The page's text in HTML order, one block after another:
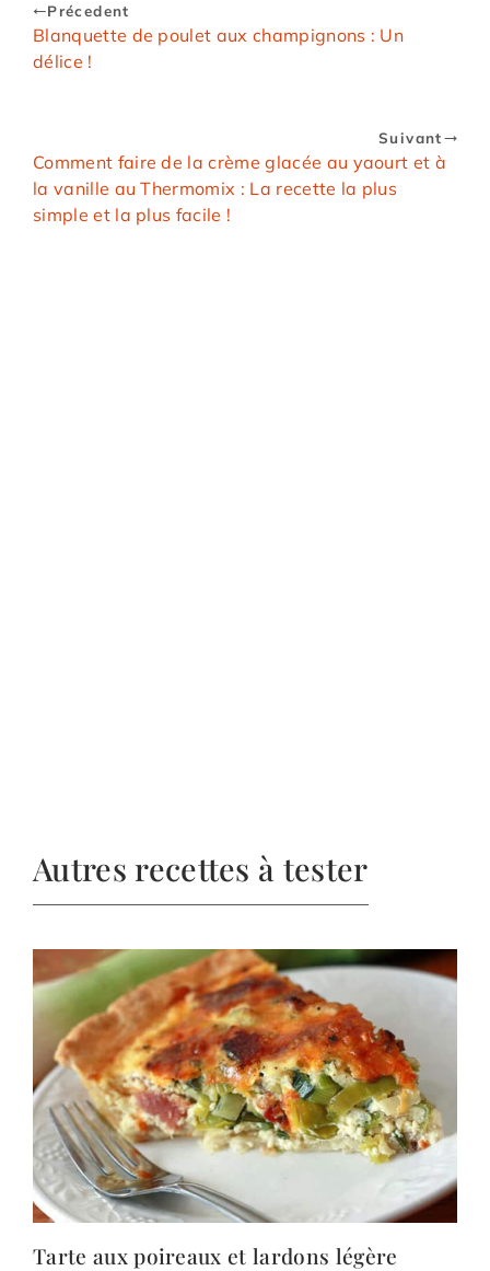
Précedent
Blanquette de poulet aux champignons : Un
délice !
Suivant
Comment faire de la crème glacée au yaourt et à
la vanille au Thermomix : La recette la plus
simple et la plus facile !
Autres recettes à tester
Tarte aux poireaux et lardons légère